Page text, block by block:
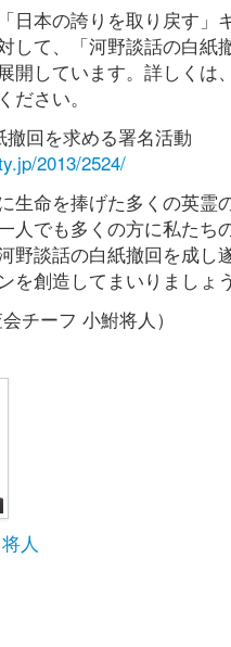
日本の誇りを取り戻す」
して、「河野談話の白紙
開しています。詳しくは
ださい。
回を求める署名活動
2013/2524/
生命を捧げた多くの英霊
人でも多くの方に私たち
野談話の白紙撤回を成し
を創造してまいりましょ
チーフ 小鮒将人）
人